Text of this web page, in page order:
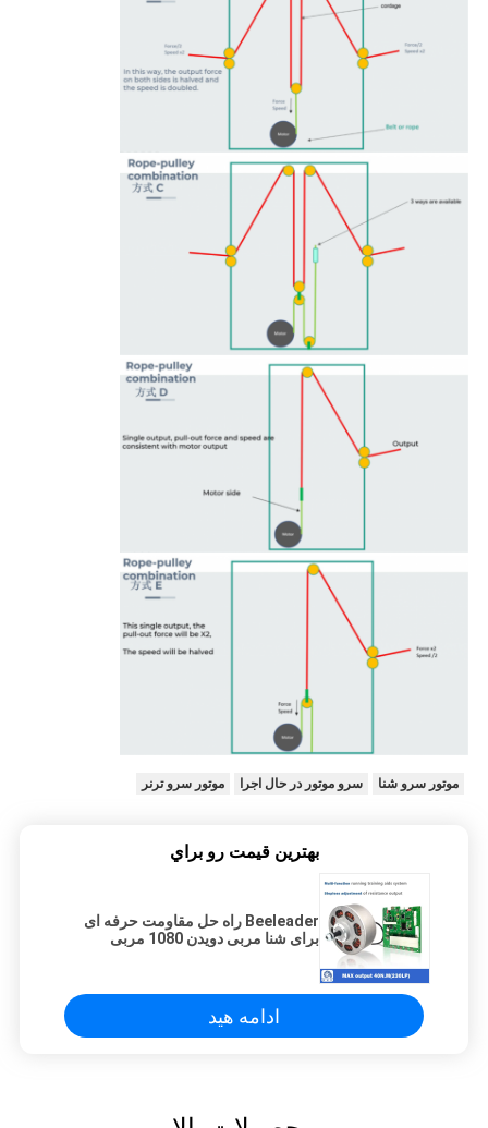
موتور سرو شنا سرو موتور در حال اجرا موتور سرو ترنر
بهترين قيمت رو براي
Beeleader راه حل مقاومت حرفه ای
برای شنا مربی دویدن 1080 مربی
ادامه هید